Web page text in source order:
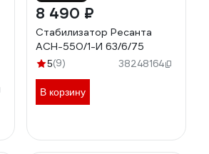
8 490 ₽
Стабилизатор Ресанта
АСН-550/1-И 63/6/75
5(9) 38248164
В корзину